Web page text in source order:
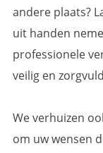
andere plaats?
uit handen
professionele
veilig en
We verhuizen
om uw wensen